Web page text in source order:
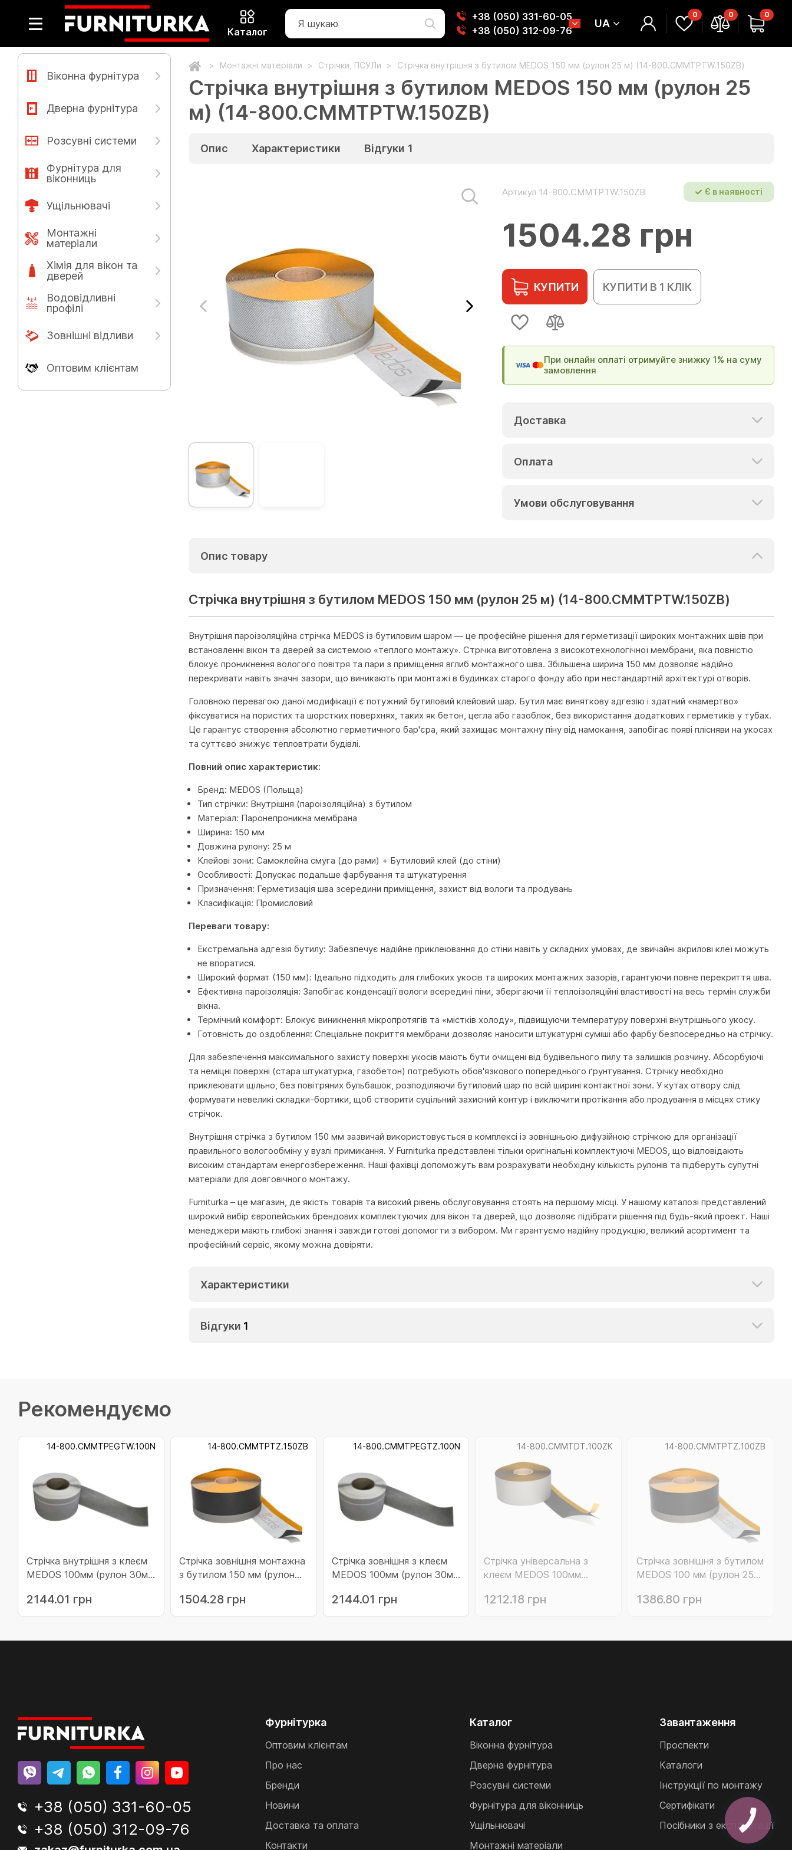
Каталог
+38 (050) 331-60-05
+38 (050) 312-09-76
UA
0 0 0
Віконна фурнітура
Дверна фурнітура
Розсувні системи
Фурнітура для
віконниць
Ущільнювачі
Монтажні
матеріали
Хімія для вікон та
дверей
Водовідливні
профілі
Зовнішні відливи
Оптовим клієнтам
Монтажні матеріали Стрічки, ПСУЛи Стрічка внутрішня з бутилом MEDOS 150 мм (рулон 25 м) (14-800.CMMTPTW.150ZB)
Стрічка внутрішня з бутилом MEDOS 150 мм (рулон 25
м) (14-800.CMMTPTW.150ZB)
Опис Характеристики Відгуки 1
Артикул 14-800.CMMTPTW.150ZB Є в наявності
1504.28 грн
КУПИТИ КУПИТИ В 1 КЛІК
При онлайн оплаті отримуйте знижку 1% на суму
замовлення
Доставка
Оплата
Умови обслуговування
Опис товару
Стрічка внутрішня з бутилом MEDOS 150 мм (рулон 25 м) (14-800.CMMTPTW.150ZB)
Внутрішня пароізоляційна стрічка MEDOS із бутиловим шаром — це професійне рішення для герметизації широких монтажних швів при
встановленні вікон та дверей за системою «теплого монтажу». Стрічка виготовлена з високотехнологічної мембрани, яка повністю
блокує проникнення вологого повітря та пари з приміщення вглиб монтажного шва. Збільшена ширина 150 мм дозволяє надійно
перекривати навіть значні зазори, що виникають при монтажі в будинках старого фонду або при нестандартній архітектурі отворів.
Головною перевагою даної модифікації є потужний бутиловий клейовий шар. Бутил має виняткову адгезію і здатний «намертво»
фіксуватися на пористих та шорстких поверхнях, таких як бетон, цегла або газоблок, без використання додаткових герметиків у тубах.
Це гарантує створення абсолютно герметичного бар'єра, який захищає монтажну піну від намокання, запобігає появі плісняви на укосах
та суттєво знижує тепловтрати будівлі.
Повний опис характеристик:
Бренд: MEDOS (Польща)
Тип стрічки: Внутрішня (пароізоляційна) з бутилом
Матеріал: Паронепроникна мембрана
Ширина: 150 мм
Довжина рулону: 25 м
Клейові зони: Самоклейна смуга (до рами) + Бутиловий клей (до стіни)
Особливості: Допускає подальше фарбування та штукатурення
Призначення: Герметизація шва зсередини приміщення, захист від вологи та продувань
Класифікація: Промисловий
Переваги товару:
Екстремальна адгезія бутилу: Забезпечує надійне приклеювання до стіни навіть у складних умовах, де звичайні акрилові клеї можуть
не впоратися.
Широкий формат (150 мм): Ідеально підходить для глибоких укосів та широких монтажних зазорів, гарантуючи повне перекриття шва.
Ефективна пароізоляція: Запобігає конденсації вологи всередині піни, зберігаючи її теплоізоляційні властивості на весь термін служби
вікна.
Термічний комфорт: Блокує виникнення мікропротягів та «містків холоду», підвищуючи температуру поверхні внутрішнього укосу.
Готовність до оздоблення: Спеціальне покриття мембрани дозволяє наносити штукатурні суміші або фарбу безпосередньо на стрічку.
Для забезпечення максимального захисту поверхні укосів мають бути очищені від будівельного пилу та залишків розчину. Абсорбуючі
та неміцні поверхні (стара штукатурка, газобетон) потребують обов'язкового попереднього ґрунтування. Стрічку необхідно
приклеювати щільно, без повітряних бульбашок, розподіляючи бутиловий шар по всій ширині контактної зони. У кутах отвору слід
формувати невеликі складки-бортики, щоб створити суцільний захисний контур і виключити протікання або продування в місцях стику
стрічок.
Внутрішня стрічка з бутилом 150 мм зазвичай використовується в комплексі із зовнішньою дифузійною стрічкою для організації
правильного вологообміну у вузлі примикання. У Furniturka представлені тільки оригінальні комплектуючі MEDOS, що відповідають
високим стандартам енергозбереження. Наші фахівці допоможуть вам розрахувати необхідну кількість рулонів та підберуть супутні
матеріали для довговічного монтажу.
Furniturka – це магазин, де якість товарів та високий рівень обслуговування стоять на першому місці. У нашому каталозі представлений
широкий вибір європейських брендових комплектуючих для вікон та дверей, що дозволяє підібрати рішення під будь-який проект. Наші
менеджери мають глибокі знання і завжди готові допомогти з вибором. Ми гарантуємо надійну продукцію, великий асортимент та
професійний сервіс, якому можна довіряти.
Характеристики
Відгуки 1
Рекомендуємо
14-800.CMMTPEGTW.100N
Стрічка внутрішня з клеєм
MEDOS 100мм (рулон 30м)
800.CMMTPEGTW.100N)
2144.01 грн
14-800.CMMTPTZ.150ZB
Стрічка зовнішня монтажна
з бутилом 150 мм (рулон
(14-800.CMMTPTZ.150ZB)
1504.28 грн
14-800.CMMTPEGTZ.100N
Стрічка зовнішня з клеєм
MEDOS 100мм (рулон 30м)
800.CMMTPEGTZ.100N)
2144.01 грн
14-800.CMMTDT.100ZK
Стрічка універсальна з
клеєм MEDOS 100мм
800.CMMTDT.100ZK)
1212.18 грн
14-800.CMMTPTZ.100ZB
Стрічка зовнішня з бутилом
MEDOS 100 мм (рулон 25м)
1386.80 грн
+38 (050) 331-60-05
+38 (050) 312-09-76
Фурнітурка
Оптовим клієнтам
Про нас
Бренди
Новини
Доставка та оплата
Контакти
Каталог
Віконна фурнітура
Дверна фурнітура
Розсувні системи
Фурнітура для віконниць
Ущільнювачі
Монтажні матеріали
Завантаження
Проспекти
Каталоги
Інструкції по монтажу
Сертифікати
Посібники з експлуатації